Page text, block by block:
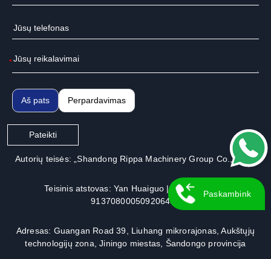
*
Aš pats Perpardavimas
Pateikti
Autorių teisės: „Shandong Rippa Machinery Group Co., Ltd.“.
Teisinis atstovas: Yan Huaiguo | Licencijos Nr.:
913708000509206491
Adresas: Guangan Road 39, Liuhang mikrorajonas, Aukštųjų
technologijų zona, Jiningo miestas, Šandongo provincija
Paskambink
Man Atgal